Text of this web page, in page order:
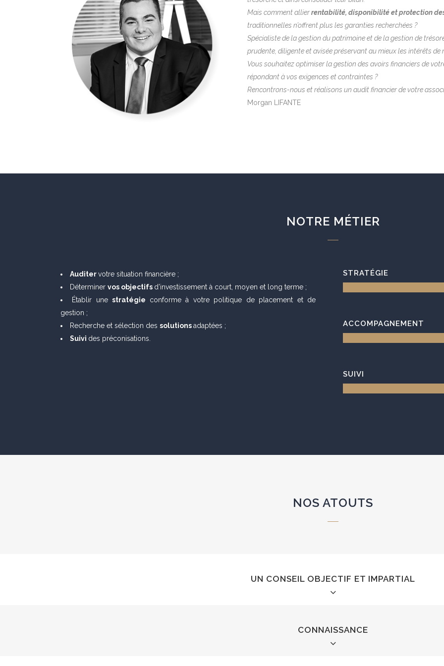
Mais comment allierrentabilité, disponibilité et protection
traditionnelles n’offrent plus les garanties recherchées ?
Spécialiste de la gestion du patrimoine et de la gestion de
prudente, diligente et avisée préservant au mieux les intérêts de
Vous souhaitez optimiser la gestion des avoirs financiers de
répondant à vos exigences et contraintes ?
Rencontrons-nous et réalisons un audit financier de votre
Morgan LIFANTE
NOTRE MÉTIER
Auditervotre situation financière ;
Déterminer vos objectifs d’investissement à court, moyen et long terme ;
Établir unestratégie conforme à votre politique de placement et de
gestion ;
Recherche et sélection des solutionsadaptées ;
Suivi des préconisations.
STRATÉGIE
ACCOMPAGNEMENT
SUIVI
NOS ATOUTS
UN CONSEIL OBJECTIF ET IMPARTIAL
En faisant appel à notre cabinet, vous
objectif et impartial
CONNAISSANCE